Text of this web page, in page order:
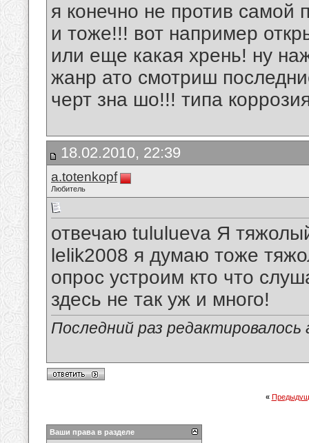
я конечно не против самой
и тоже!!! вот например
или еще какая хрень! ну
жанр ато смотриш
черт зна шо!!! типа
18.02.2010, 22:39
a.totenkopf
Любитель
отвечаю tululueva Я
lelik2008 я думаю тоже
опрос устроим кто что
здесь не так уж и много!
Последний раз
«
Ваши права в разделе